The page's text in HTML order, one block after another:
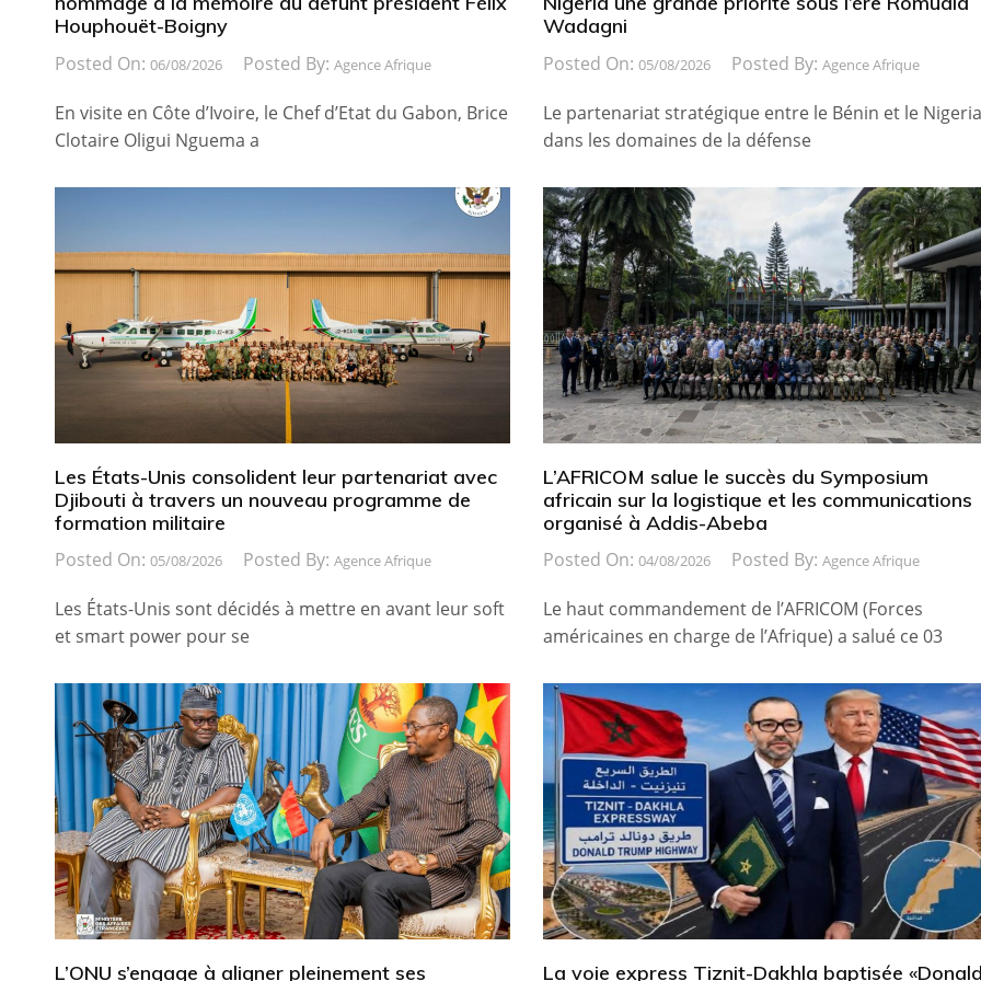
Houphouët-Boigny
Posted On: 06/08/2026 Posted By: Agence Afrique
En visite en Côte d’Ivoire, le Chef d’Etat du Gabon, Brice
Clotaire Oligui Nguema a
Wadagni
Posted On: 05/08/2026 Posted By: Agence Afrique
Le partenariat stratégique entre le Bénin et le Nigeria
dans les domaines de la défense
Les États-Unis consolident leur partenariat avec
Djibouti à travers un nouveau programme de
formation militaire
Posted On: 05/08/2026 Posted By: Agence Afrique
Les États-Unis sont décidés à mettre en avant leur soft
et smart power pour se
L’AFRICOM salue le succès du Symposium
africain sur la logistique et les communications
organisé à Addis-Abeba
Posted On: 04/08/2026 Posted By: Agence Afrique
Le haut commandement de l’AFRICOM (Forces
américaines en charge de l’Afrique) a salué ce 03
L’ONU s’engage à aligner pleinement ses La voie express Tiznit-Dakhla baptisée